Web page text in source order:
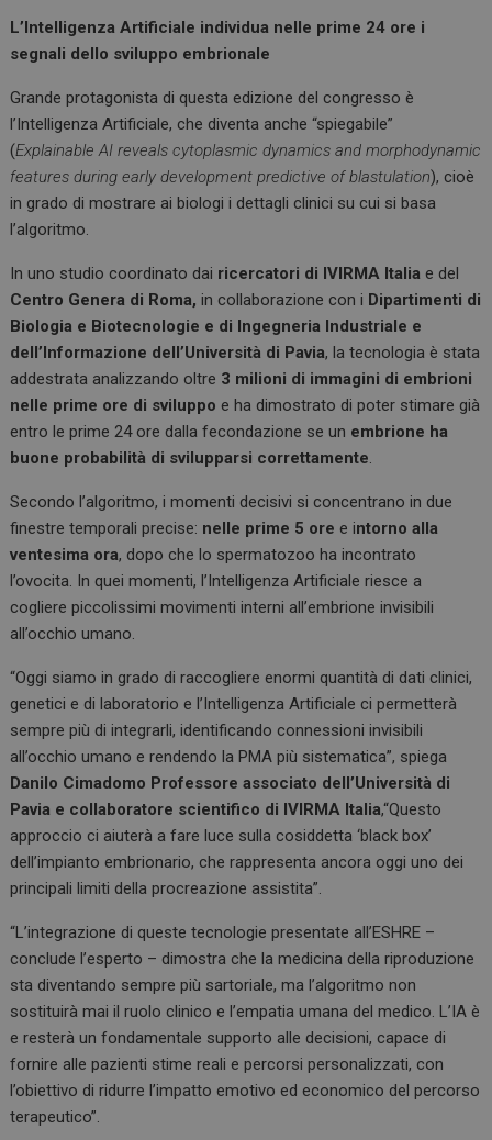
L’Intelligenza Artificiale individua nelle prime 24 ore i
segnali dello sviluppo embrionale
Grande protagonista di questa edizione del congresso è
l’Intelligenza Artificiale, che diventa anche “spiegabile”
(Explainable AI reveals cytoplasmic dynamics and morphodynamic
features during early development predictive of blastulation), cioè
in grado di mostrare ai biologi i dettagli clinici su cui si basa
l’algoritmo.
In uno studio coordinato dai ricercatori di IVIRMA Italiae del
Centro Genera di Roma, in collaborazione con i Dipartimenti di
Biologia e Biotecnologie e di Ingegneria Industriale e
dell’Informazione dell’Università di Pavia, la tecnologia è stata
addestrata analizzando oltre 3 milioni di immagini di embrioni
nelle prime ore di sviluppoe ha dimostrato di poter stimare già
entro le prime 24 ore dalla fecondazione se un embrione ha
buone probabilità di svilupparsi correttamente.
Secondo l’algoritmo, i momenti decisivi si concentrano in due
finestre temporali precise: nelle prime 5 ore e intorno alla
ventesima ora, dopo che lo spermatozoo ha incontrato
l’ovocita. In quei momenti, l’Intelligenza Artificiale riesce a
cogliere piccolissimi movimenti interni all’embrione invisibili
all’occhio umano.
“Oggi siamo in grado di raccogliere enormi quantità di dati clinici,
genetici e di laboratorio e l’Intelligenza Artificiale ci permetterà
sempre più di integrarli, identificando connessioni invisibili
all’occhio umano e rendendo la PMA più sistematica”, spiega
Danilo Cimadomo Professore associato dell’Università di
Pavia e collaboratore scientifico di IVIRMA Italia,“Questo
approccio ci aiuterà a fare luce sulla cosiddetta ‘black box’
dell’impianto embrionario, che rappresenta ancora oggi uno dei
principali limiti della procreazione assistita”.
“L’integrazione di queste tecnologie presentate all’ESHRE –
conclude l’esperto – dimostra che la medicina della riproduzione
sta diventando sempre più sartoriale, ma l’algoritmo non
sostituirà mai il ruolo clinico e l’empatia umana del medico. L’IA è
e resterà un fondamentale supporto alle decisioni, capace di
fornire alle pazienti stime reali e percorsi personalizzati, con
l’obiettivo di ridurre l’impatto emotivo ed economico del percorso
terapeutico”.